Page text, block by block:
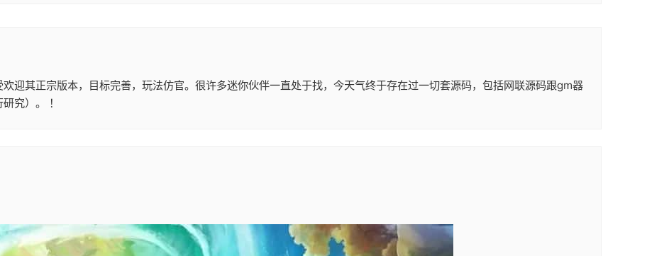
迎其正宗版本，目标完善，玩法仿官。很许多迷你伙伴一直处于找，今天气终于存在过一切套源码，包括网联源码跟gm器
究）。 ！